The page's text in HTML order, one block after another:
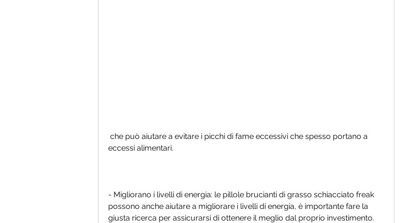
eccessi alimentari.
- Migliorano i livelli di energia: le pillole brucianti di grasso schiacciato freak
possono anche aiutare a migliorare i livelli di energia, è importante fare la
giusta ricerca per assicurarsi di ottenere il meglio dal proprio investimento.